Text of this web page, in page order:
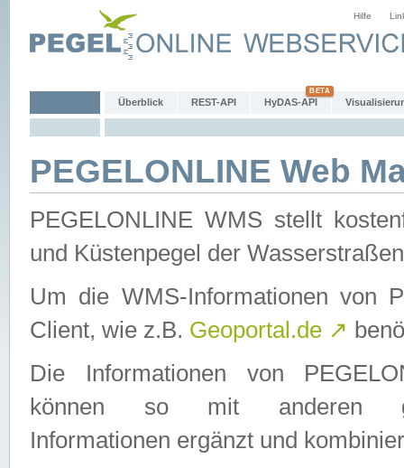
Hilfe
Überblick REST-API HyDAS-API
PEGELONLINE Web
PEGELONLINE WMS stellt
und Küstenpegel der
Um die WMS-Informationen von
Client, wie z.B. Geoportal.de ↗
Die Informationen von
können so mit anderen
Informationen ergänzt und